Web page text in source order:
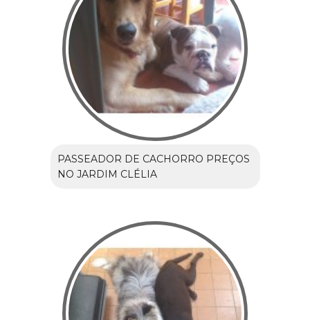
PASSEADOR DE CACHORRO PREÇOS
NO JARDIM CLÉLIA